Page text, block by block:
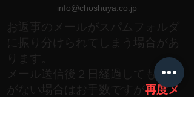
info@choshuya.co.jp
お返事のメールがスパムフォルダ
に振り分けられてしまう場合があ
ります。
メール送信後２日経過しても返事
がない場合はお手数ですが再度メ